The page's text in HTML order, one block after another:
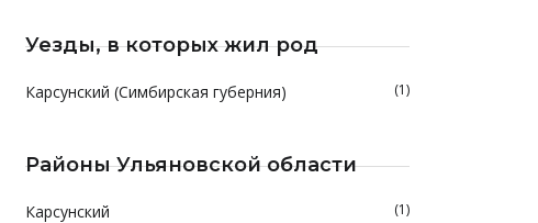
Уезды, в которых жил род
Карсунский (Симбирская губерния) (1)
Районы Ульяновской области
Карсунский (1)